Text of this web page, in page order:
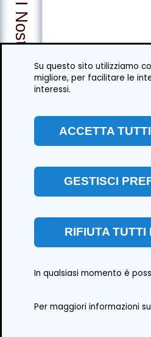
I Nostri Servizi Su questo sito utilizziamo
migliore, per facilitare le
interessi.
ACCETTA
GESTISCI
RIFIUTA TUTTI
In qualsiasi momento è
Per maggiori informazioni